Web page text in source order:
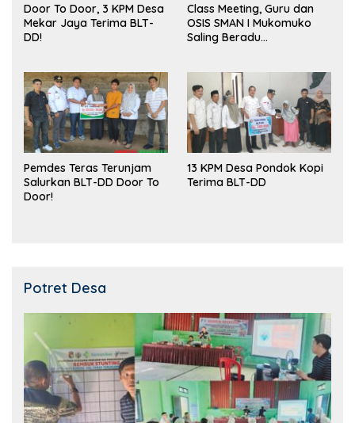
Door To Door, 3 KPM Desa
Mekar Jaya Terima BLT-
DD!
Class Meeting, Guru dan
OSIS SMAN I Mukomuko
Saling Beradu
Pemdes Teras Terunjam
Salurkan BLT-DD Door To
Door!
13 KPM Desa Pondok Kopi
Terima BLT-DD
Potret Desa